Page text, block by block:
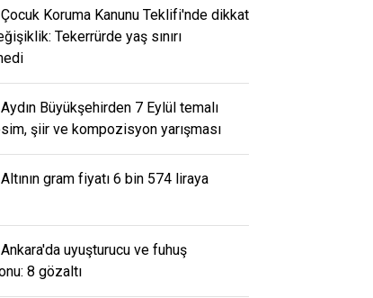
Çocuk Koruma Kanunu Teklifi'nde dikkat
Tekerrürde yaş sınırı
Aydın Büyükşehirden 7 Eylül temalı
şiir ve kompozisyon yarışması
Altının gram fiyatı 6 bin 574 liraya
Ankara'da uyuşturucu ve fuhuş
8 gözaltı